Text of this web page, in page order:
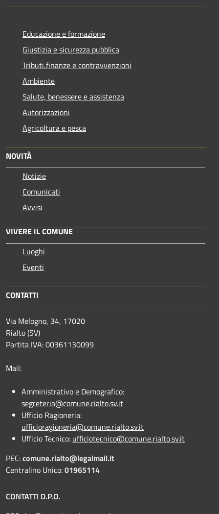
Educazione e formazione
Giustizia e sicurezza pubblica
Tributi,finanze e contravvenzioni
Ambiente
Salute, benessere e assistenza
Autorizzazioni
Agricoltura e pesca
NOVITÀ
Notizie
Comunicati
Avvisi
VIVERE IL COMUNE
Luoghi
Eventi
CONTATTI
Via Melogno, 34, 17020
Rialto (SV)
Partita IVA: 00361130099
Mail:
Amministrativo e Demografico:
segreteria@comune.rialto.sv.it
Ufficio Ragioneria:
ufficioragioneria@comune.rialto.sv.it
Ufficio Tecnico: ufficiotecnico@comune.rialto.sv.it
PEC:comune.rialto@legalmail.it
Centralino Unico:01965114
CONTATTI D.P.O.